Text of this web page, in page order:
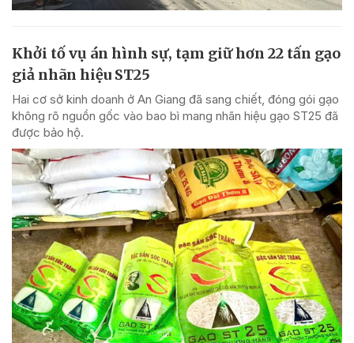
Khởi tố vụ án hình sự, tạm giữ hơn 22 tấn gạo
giả nhãn hiệu ST25
Hai cơ sở kinh doanh ở An Giang đã sang chiết, đóng gói gạo
không rõ nguồn gốc vào bao bì mang nhãn hiệu gạo ST25 đã
được bảo hộ.